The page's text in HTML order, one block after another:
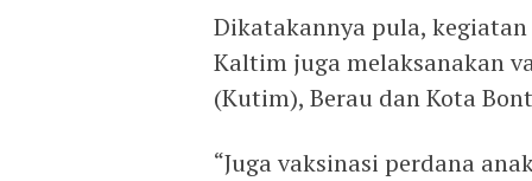
Dikatakannya pula,
Kaltim juga melaksanakan
(Kutim), Berau dan Kota
“Juga vaksinasi perdana